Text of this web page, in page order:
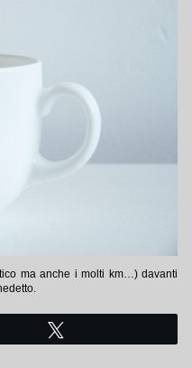
ma anche i molti km…) davanti